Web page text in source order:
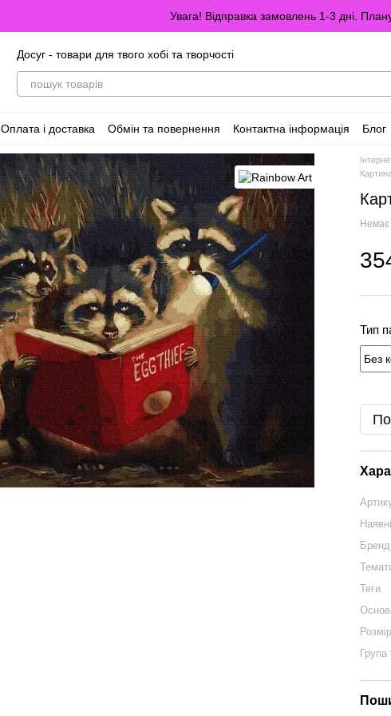
Увага! Відправка замовлень 1-3 дні.
Досуг - товари для твого хобі та творчості
Оплата і доставка Обмін та повернення Контактна інформація Блог
Немає
Тип
Бренд
Теги
Група